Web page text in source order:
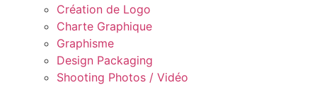
Création de Logo
Charte Graphique
Graphisme
Design Packaging
Shooting Photos / Vidéo